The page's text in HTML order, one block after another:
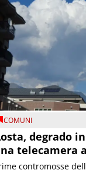
COMUNI
degrado
telecamera
contromosse